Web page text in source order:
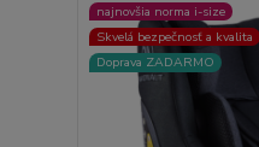
najnovšia norma i-size
Skvelá bezpečnosť a kvalita
Doprava ZADARMO